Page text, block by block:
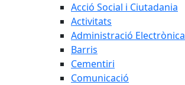
Acció Social i Ciutadania
Activitats
Administració Electrònica
Barris
Cementiri
Comunicació